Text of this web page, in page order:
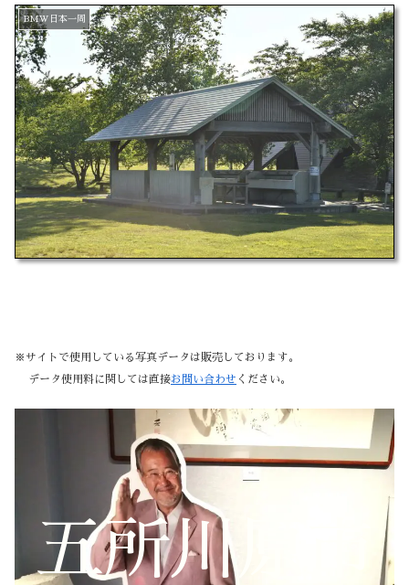
BMW日本一周
※サイトで使用している写真データは販売しております。
データ使用料に関しては直接お問い合わせ ください。
五所川原市